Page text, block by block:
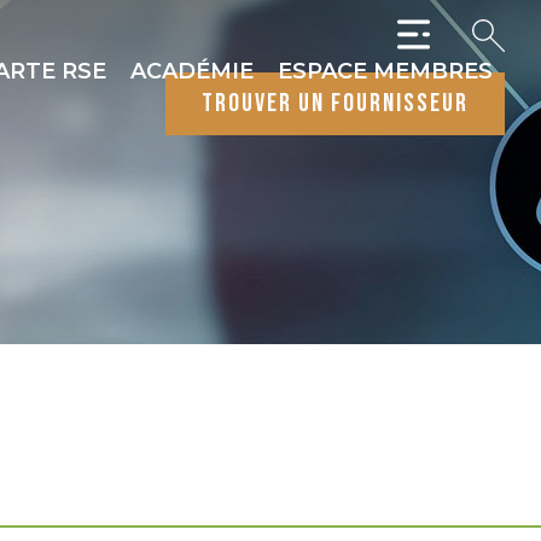
RSE ACADÉMIE ESPACE MEMBRES
trouver un fournisseur